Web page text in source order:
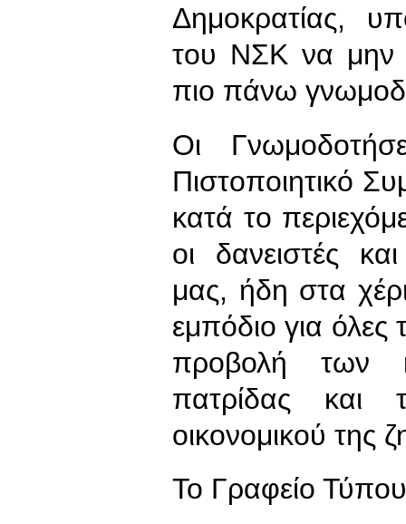
Δημοκρατίας,
του ΝΣΚ να μην
πιο πάνω
Οι
Πιστοποιητικό
κατά το
οι δανειστές
μας, ήδη στα
εμπόδιο για όλες
προβολή των
πατρίδας και
οικονομικού της
To Γραφείο Τύπου